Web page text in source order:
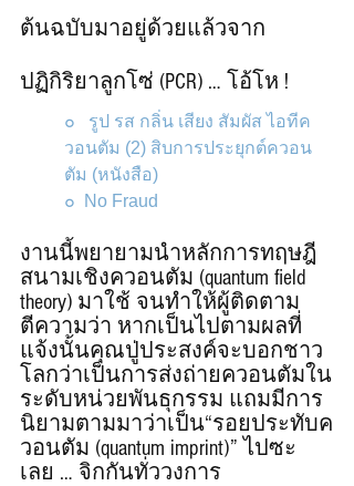
ต้นฉบับมาอยู่ด้วยแล้วจาก
ปฏิกิริยาลูกโซ่ (PCR) … โอ้โห !
๐ รูป รส กลิ่น เสียง สัมผัส ไอทีค
วอนตัม (2) สิบการประยุกต์ควอน
ตัม (หนังสือ)
๐
No Fraud
งานนี้พยายามนำหลักการทฤษฎี
สนามเชิงควอนตัม (quantum field
theory) มาใช้ จนทำให้ผู้ติดตาม
ตีความว่า หากเป็นไปตามผลที่
แจ้งนั้นคุณปู่ประสงค์จะบอกชาว
โลกว่าเป็นการส่งถ่ายควอนตัมใน
ระดับหน่วยพันธุกรรม แถมมีการ
นิยามตามมาว่าเป็น“รอยประทับค
วอนตัม (quantum imprint)” ไปซะ
เลย … จิกกันทั่ววงการ